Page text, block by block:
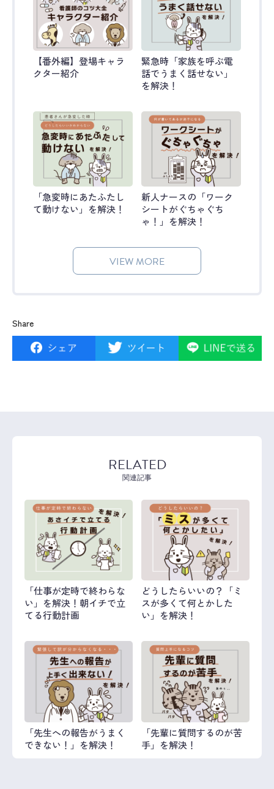
【番外編】登場キャラ
クター紹介
緊急時「家族を呼ぶ電
話でうまく話せない」
を解決！
「急変時にあたふたし
て動けない」を解決！
新人ナースの「ワーク
シートがぐちゃぐち
ゃ！」を解決！
VIEW MORE
Share
RELATED
関連記事
「仕事が定時で終わらな
い」を解決！朝イチで立
てる行動計画
どうしたらいいの？「ミ
スが多くて何とかした
い」を解決！
「先生への報告がうまく
できない！」を解決！
「先輩に質問するのが苦
手」を解決！